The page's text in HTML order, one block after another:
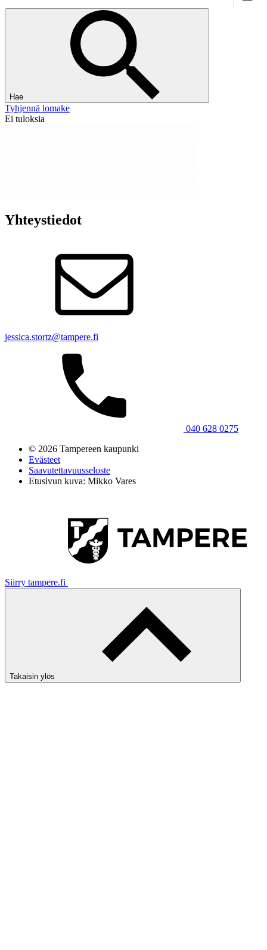
Hae
Tyhjennä lomake
Ei tuloksia
Yhteystiedot
jessica.stortz@tampere.fi
040 628 0275
© 2026 Tampereen kaupunki
Evästeet
Saavutettavuusseloste
Etusivun kuva: Mikko Vares
Siirry tampere.fi
Takaisin ylös